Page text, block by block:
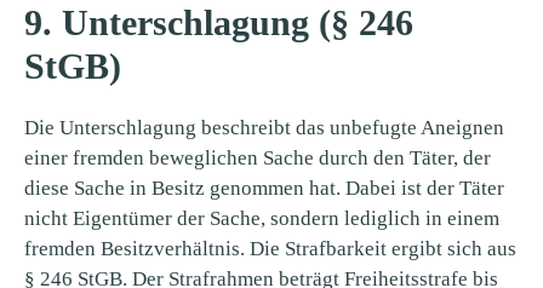
9. Unterschlagung (§ 246
StGB)
Die Unterschlagung beschreibt das unbefugte Aneignen
einer fremden beweglichen Sache durch den Täter, der
diese Sache in Besitz genommen hat. Dabei ist der Täter
nicht Eigentümer der Sache, sondern lediglich in einem
fremden Besitzverhältnis. Die Strafbarkeit ergibt sich aus
§ 246 StGB. Der Strafrahmen beträgt Freiheitsstrafe bis